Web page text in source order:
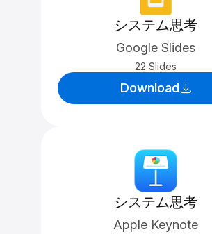
システム思考
Google Slides
22 Slides
Download
システム思考
Apple Keynote